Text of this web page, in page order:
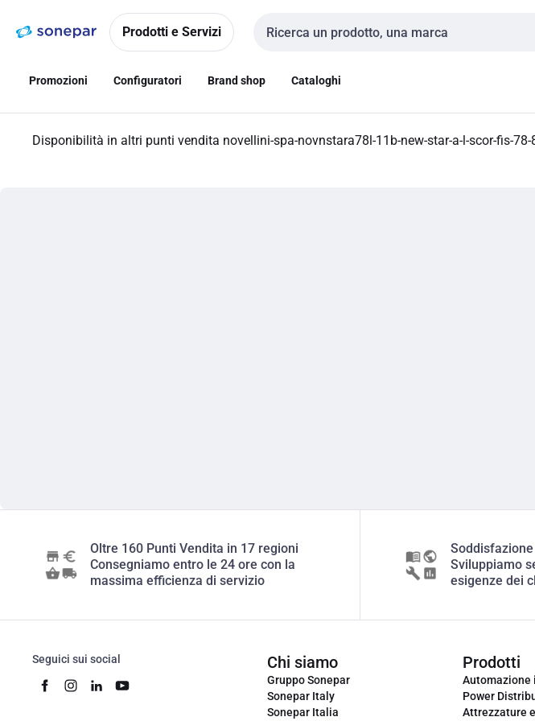
navigazionealla
Prodotti e Servizi
Cerca input
Promozioni Configuratori Brand shop Cataloghi
Disponibilità in altri punti vendita novellini-spa-novnstara78l-11b-new-star-a-l-scor-fis-
Oltre 160 Punti Vendita in 17 regioni
Consegniamo entro le 24 ore con la
massima efficienza di servizio
Sviluppiamo
esigenze dei
Seguici sui social Chi siamo
Gruppo Sonepar
Sonepar Italy
Sonepar Italia
Prodotti
Automazione
Power
Attrezzature